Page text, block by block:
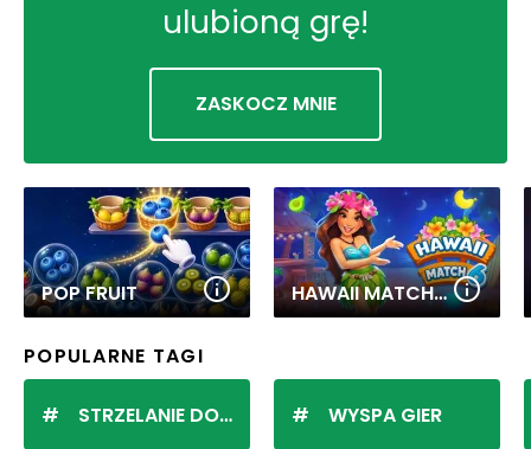
ulubioną grę!
ZASKOCZ MNIE
POP FRUIT HAWAII MATCH 6
POPULARNE TAGI
STRZELANIE DO KULEK WYSPA GIER